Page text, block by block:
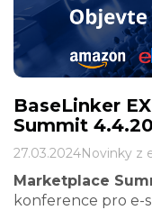
BaseLinker
Summit
27.03.2024Novinky z
Marketplace
konference pro e-